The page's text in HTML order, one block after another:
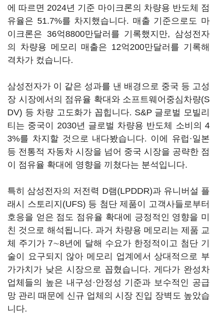
에 따르면 2024년 기준 마이크론의 차량용 반도체 점
유율은 51.7%를 차지했습니다. 매출 기준으로도 마
이크론은 36억8800만달러를 기록했지만, 삼성전자
의 차량용 메모리 매출은 12억200만달러를 기록해
격차가 컸습니다.
삼성전자가 이 같은 성과를 낸 배경으로 중국 등 고성
장 시장에서의 점유율 확대와 소프트웨어중심차량(S
DV) 등 차량 고도화가 꼽힙니다. S&P 글로벌 모빌리
티는 중국이 2030년 글로벌 차량용 반도체 소비의 4
3%를 차지할 것으로 내다봤습니다. 이에 유럽·일본
등 전통적 자동차 시장을 넘어 중국 시장을 공략한 점
이 점유율 확대에 영향을 끼쳤다는 분석입니다.
특히 삼성전자의 저전력 D램(LPDDR)과 유니버설 플
래시 스토리지(UFS) 등 첨단 제품이 고객사들로부터
호응을 얻은 점도 점유율 확대에 긍정적인 영향을 미
친 것으로 해석됩니다. 과거 차량용 메모리는 제품 교
체 주기가 7∼8년에 달해 수요가 한정적이고 첨단 기
술이 요구되지 않아 메모리 업계에서 상대적으로 부
가가치가 낮은 시장으로 꼽혔습니다. 게다가 완성차
업체들의 높은 내구성·안정성 기준과 보수적인 공급
망 관리 때문에 신규 업체의 시장 진입 장벽도 높았습
니다.